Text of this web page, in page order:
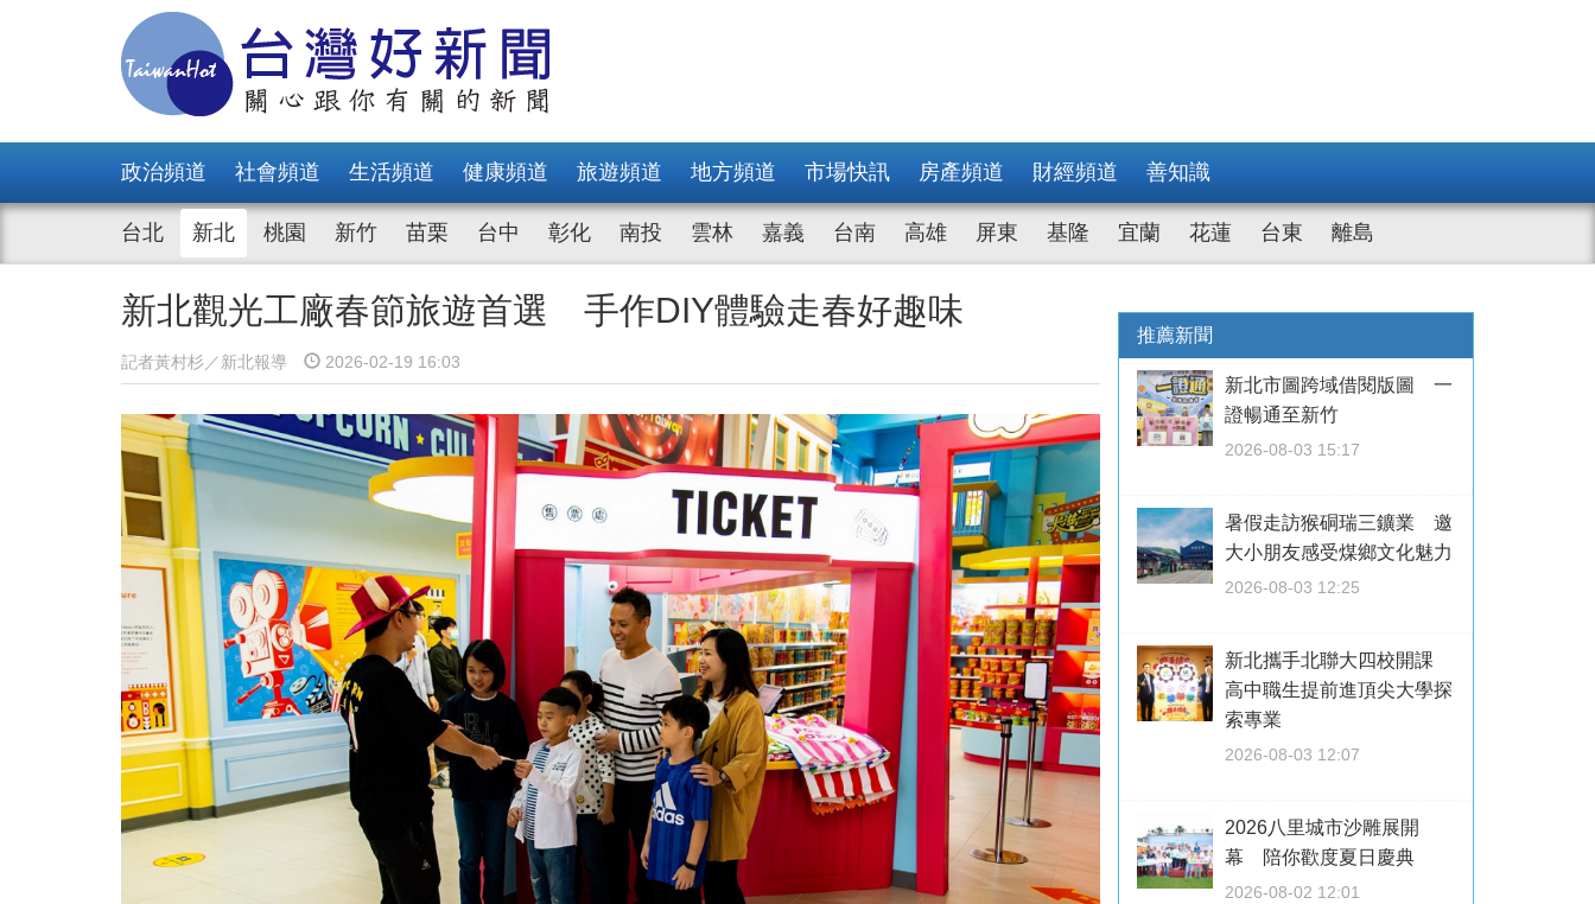
政治頻道 社會頻道 生活頻道 健康頻道 旅遊頻道 地方頻道 市場快訊 房產頻道 財經頻道 善知識
台北 新北 桃園 新竹 苗栗 台中 彰化 南投 雲林 嘉義 台南 高雄 屏東 基隆 宜蘭 花蓮 台東 離島
新北觀光工廠春節旅遊首選 手作DIY體驗走春好趣味
記者黃村杉／新北報導 2026-02-19 16:03
推薦新聞
新北市圖跨域借閱版圖 一
證暢通至新竹
2026-08-03 15:17
暑假走訪猴硐瑞三鑛業 邀
大小朋友感受煤鄉文化魅力
2026-08-03 12:25
新北攜手北聯大四校開課
高中職生提前進頂尖大學探
索專業
2026-08-03 12:07
2026八里城市沙雕展開
幕 陪你歡度夏日慶典
2026-08-02 12:01